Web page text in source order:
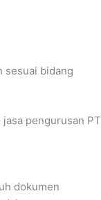
sesuai bidang
pengurusan PT
dokumen